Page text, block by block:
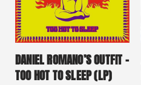
DANIEL ROMANO’S OUTFIT –
TOO HOT TO SLEEP (LP)